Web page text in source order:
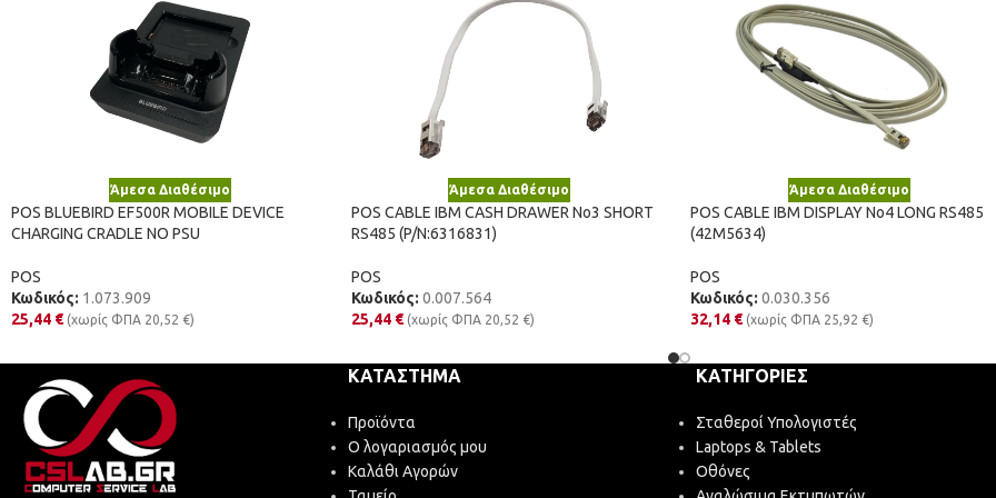
Άμεσα Διαθέσιμο
POS BLUEBIRD EF500R MOBILE DEVICE
CHARGING CRADLE NO PSU
POS
Κωδικός: 1.073.909
25,44 € (χωρίς ΦΠΑ 20,52 €)
Άμεσα Διαθέσιμο
POS CABLE IBM CASH DRAWER No3 SHORT
RS485 (P/N:6316831)
POS
Κωδικός: 0.007.564
25,44 € (χωρίς ΦΠΑ 20,52 €)
Άμεσα Διαθέσιμο
POS CABLE IBM DISPLAY No4 LONG RS485
(42M5634)
POS
Κωδικός: 0.030.356
32,14 € (χωρίς ΦΠΑ 25,92 €)
ΚΑΤΆΣΤΗΜΑ
Προϊόντα
Ο λογαριασμός μου
Καλάθι Αγορών
ΚΑΤΗΓΟΡΊΕΣ
Σταθεροί Υπολογιστές
Laptops & Tablets
Οθόνες